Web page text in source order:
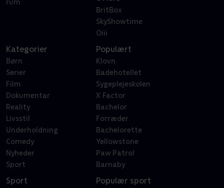
rum
BritBox
SkyShowtime
Oiii
Kategorier
Børn
Serier
Film
Dokumentar
Reality
Livsstil
Underholdning
Comedy
Nyheder
Sport
Populært
Klovn
Badehotellet
Sygeplejeskolen
X Factor
Bachelor
Forræder
Bachelorette
Yellowstone
Paw Patrol
Barnaby
Sport Populær sport